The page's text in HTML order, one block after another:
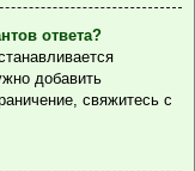
ответа?
добавить
свяжитесь с